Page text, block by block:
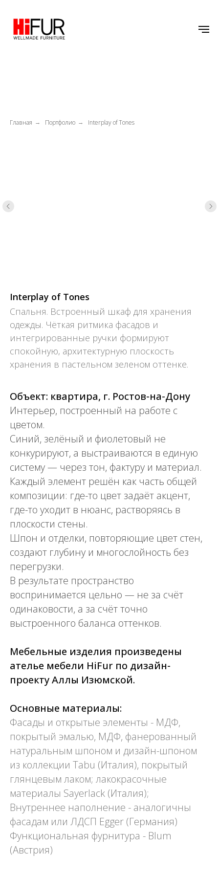
Главная → Портфолио → Interplay of Tones
Interplay of Tones
Спальня. Встроенный шкаф для хранения
одежды. Чёткая ритмика фасадов и
интегрированные ручки формируют
спокойную, архитектурную плоскость
хранения в пастельном зеленом оттенке.
Объект: квартира, г. Ростов-на-Дону
Интерьер, построенный на работе с
цветом.
Синий, зелёный и фиолетовый не
конкурируют, а выстраиваются в единую
систему — через тон, фактуру и материал.
Каждый элемент решён как часть общей
композиции: где-то цвет задаёт акцент,
где-то уходит в нюанс, растворяясь в
плоскости стены.
Шпон и отделки, повторяющие цвет стен,
создают глубину и многослойность без
перегрузки.
В результате пространство
воспринимается цельно — не за счёт
одинаковости, а за счёт точно
выстроенного баланса оттенков.
Мебельные изделия произведены
ателье мебели HiFur по дизайн-
проекту Аллы Изюмской.
Основные материалы:
Фасады и открытые элементы - МДФ,
покрытый эмалью, МДФ, фанерованный
натуральным шпоном и дизайн-шпоном
из коллекции Tabu (Италия), покрытый
глянцевым лаком; лакокрасочные
материалы Sayerlack (Италия);
Внутреннее наполнение - аналогичны
фасадам или ЛДСП Egger (Германия)
Функциональная фурнитура - Blum
(Австрия)